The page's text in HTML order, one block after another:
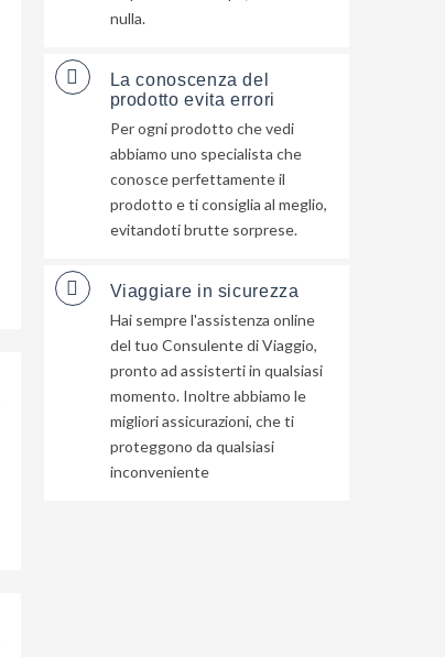
nulla.
La conoscenza del
prodotto evita errori
Per ogni prodotto che vedi
abbiamo uno specialista che
conosce perfettamente il
prodotto e ti consiglia al meglio,
evitandoti brutte sorprese.
Viaggiare in sicurezza
Hai sempre l'assistenza online
del tuo Consulente di Viaggio,
pronto ad assisterti in qualsiasi
momento. Inoltre abbiamo le
migliori assicurazioni, che ti
proteggono da qualsiasi
inconveniente